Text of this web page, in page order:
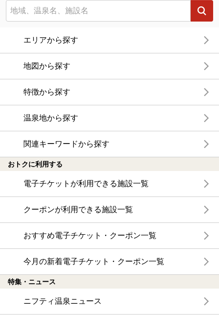
エリアから探す
地図から探す
特徴から探す
温泉地から探す
関連キーワードから探す
おトクに利用する
電子チケットが利用できる施設一覧
クーポンが利用できる施設一覧
おすすめ電子チケット・クーポン一覧
今月の新着電子チケット・クーポン一覧
特集・ニュース
ニフティ温泉ニュース